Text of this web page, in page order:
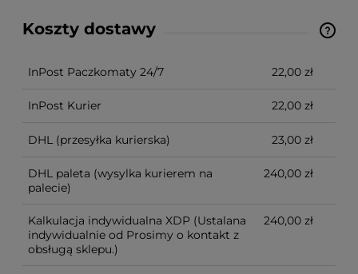
Koszty dostawy
Ze względu na niestandardowe wymiary produktu,
Możliwy również odbiór osobisty.
InPost Paczkomaty 24/7 22,00 zł
InPost Kurier 22,00 zł
DHL (przesyłka kurierska) 23,00 zł
DHL paleta (wysylka kurierem na
palecie)
240,00 zł
Kalkulacja indywidualna XDP (Ustalana
indywidualnie od Prosimy o kontakt z
obsługą sklepu.)
240,00 zł